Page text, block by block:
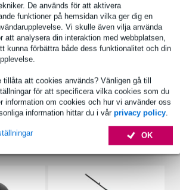
De används för att aktivera
funktioner på hemsidan vilka ger dig en
Vi skulle även vilja använda
att analysera din interaktion med webbplatsen,
kunna förbättra både dess funktionalitet och din
tillåta att cookies används? Vänligen gå till
för att specificera vilka cookies som du
information om cookies och hur vi använder oss
information hittar du i vår privacy policy.
OK
kr
avtagbart lock
plywood av björkbetong (svart)